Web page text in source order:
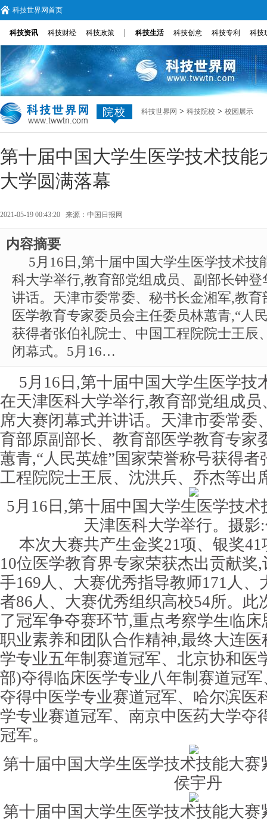
科技世界网首页
科技资讯 科技财经 科技政策 科技生活 科技创意 科技专利 科技
院校 科技世界网 > 科技院校 > 校园展示
第十届中国大学生医学技术技能
大学圆满落幕
2021-05-19 00:43:20 来源： 中国日报网
内容摘要
5月16日,第十届中国大学生医学技术技
科大学举行,教育部党组成员、副部长钟
讲话。天津市委常委、秘书长金湘军,教
医学教育专家委员会主任委员林蕙青,“人
获得者张伯礼院士、中国工程院院士王辰
闭幕式。5月16…
5月16日,第十届中国大学生医学技
在天津医科大学举行,教育部党组成
席大赛闭幕式并讲话。天津市委常委
育部原副部长、教育部医学教育专家
蕙青,“人民英雄”国家荣誉称号获得
工程院院士王辰、沈洪兵、乔杰等出
5月16日,第十届中国大学生医学技
天津医科大学举行。摄影
本次大赛共产生金奖21项、银奖
10位医学教育界专家荣获杰出贡献奖
手169人、大赛优秀指导教师171人、
者86人、大赛优秀组织高校54所。此
了冠军争夺赛环节,重点考察学生临
职业素养和团队合作精神,最终大连
学专业五年制赛道冠军、北京协和医
部)夺得临床医学专业八年制赛道冠
夺得中医学专业赛道冠军、哈尔滨医
学专业赛道冠军、南京中医药大学夺
冠军。
第十届中国大学生医学技术技能大赛
侯宇丹
第十届中国大学生医学技术技能大赛